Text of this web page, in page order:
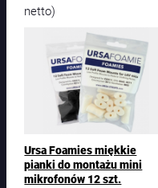
netto)
Ursa Foamies miękkie
pianki do montażu mini
mikrofonów 12 szt.